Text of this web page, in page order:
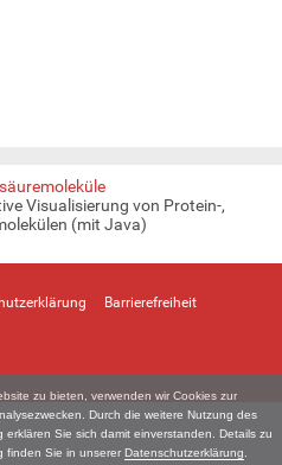
zu bieten, verwenden wir Cookies zur
Durch die weitere Nutzung des
Sie sich damit einverstanden. Details zu
finden Sie in unserer Datenschutzerklärung
Visualisierung von Protein-,
(mit Java)
Barrierefreiheit